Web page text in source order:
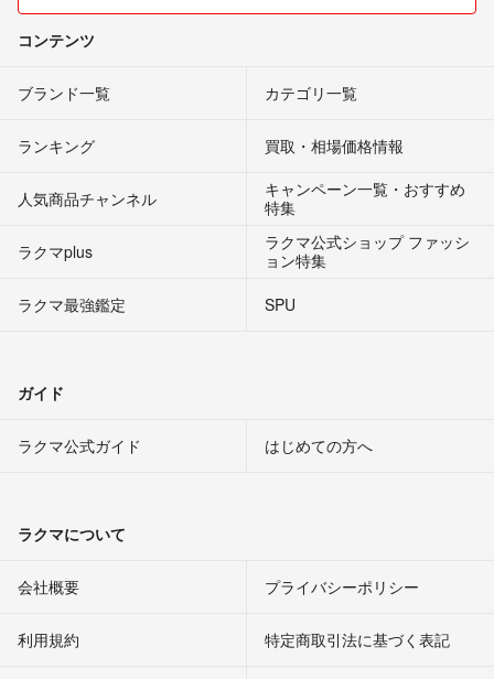
コンテンツ
ブランド一覧 カテゴリ一覧
ランキング 買取・相場価格情報
人気商品チャンネル
キャンペーン一覧・おすすめ
特集
ラクマplus
ラクマ公式ショップ ファッシ
ョン特集
ラクマ最強鑑定
SPU
ガイド
ラクマ公式ガイド はじめての方へ
ラクマについて
会社概要 プライバシーポリシー
利用規約 特定商取引法に基づく表記